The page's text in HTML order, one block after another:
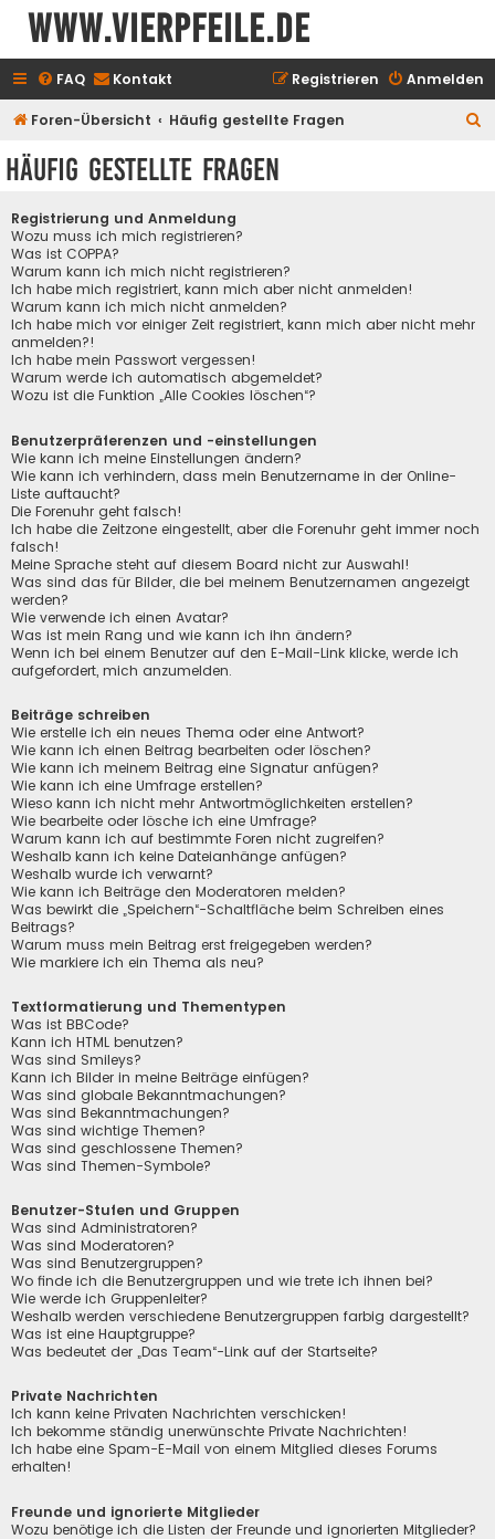
www.vierpfeile.de
FAQ Kontakt Anmelden
Registrieren
Foren-Übersicht Häufig gestellte Fragen
Häufig gestellte Fragen
Registrierung und Anmeldung
Wozu muss ich mich registrieren?
Was ist COPPA?
Warum kann ich mich nicht registrieren?
Ich habe mich registriert, kann mich aber nicht anmelden!
Warum kann ich mich nicht anmelden?
Ich habe mich vor einiger Zeit registriert, kann mich aber nicht mehr
anmelden?!
Ich habe mein Passwort vergessen!
Warum werde ich automatisch abgemeldet?
Wozu ist die Funktion „Alle Cookies löschen“?
Benutzerpräferenzen und -einstellungen
Wie kann ich meine Einstellungen ändern?
Wie kann ich verhindern, dass mein Benutzername in der Online-
Liste auftaucht?
Die Forenuhr geht falsch!
Ich habe die Zeitzone eingestellt, aber die Forenuhr geht immer noch
falsch!
Meine Sprache steht auf diesem Board nicht zur Auswahl!
Was sind das für Bilder, die bei meinem Benutzernamen angezeigt
werden?
Wie verwende ich einen Avatar?
Was ist mein Rang und wie kann ich ihn ändern?
Wenn ich bei einem Benutzer auf den E-Mail-Link klicke, werde ich
aufgefordert, mich anzumelden.
Beiträge schreiben
Wie erstelle ich ein neues Thema oder eine Antwort?
Wie kann ich einen Beitrag bearbeiten oder löschen?
Wie kann ich meinem Beitrag eine Signatur anfügen?
Wie kann ich eine Umfrage erstellen?
Wieso kann ich nicht mehr Antwortmöglichkeiten erstellen?
Wie bearbeite oder lösche ich eine Umfrage?
Warum kann ich auf bestimmte Foren nicht zugreifen?
Weshalb kann ich keine Dateianhänge anfügen?
Weshalb wurde ich verwarnt?
Wie kann ich Beiträge den Moderatoren melden?
Was bewirkt die „Speichern“-Schaltfläche beim Schreiben eines
Beitrags?
Warum muss mein Beitrag erst freigegeben werden?
Wie markiere ich ein Thema als neu?
Textformatierung und Thementypen
Was ist BBCode?
Kann ich HTML benutzen?
Was sind Smileys?
Kann ich Bilder in meine Beiträge einfügen?
Was sind globale Bekanntmachungen?
Was sind Bekanntmachungen?
Was sind wichtige Themen?
Was sind geschlossene Themen?
Was sind Themen-Symbole?
Benutzer-Stufen und Gruppen
Was sind Administratoren?
Was sind Moderatoren?
Was sind Benutzergruppen?
Wo finde ich die Benutzergruppen und wie trete ich ihnen bei?
Wie werde ich Gruppenleiter?
Weshalb werden verschiedene Benutzergruppen farbig dargestellt?
Was ist eine Hauptgruppe?
Was bedeutet der „Das Team“-Link auf der Startseite?
Private Nachrichten
Ich kann keine Privaten Nachrichten verschicken!
Ich bekomme ständig unerwünschte Private Nachrichten!
Ich habe eine Spam-E-Mail von einem Mitglied dieses Forums
erhalten!
Freunde und ignorierte Mitglieder
Wozu benötige ich die Listen der Freunde und ignorierten Mitglieder?